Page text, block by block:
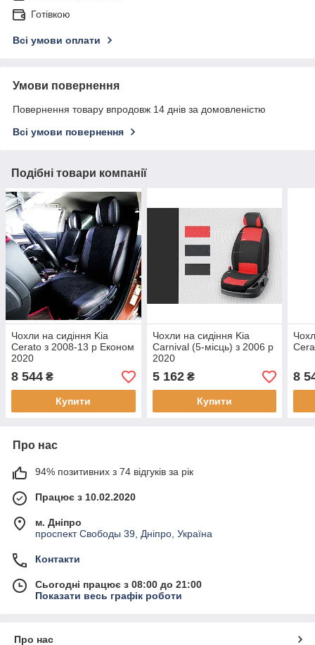
Готівкою
Всі умови оплати
Умови повернення
Повернення товару впродовж 14 днів за домовленістю
Всі умови повернення
Подібні товари компанії
Чохли на сидіння Kia
Cerato з 2008-13 р Економ
2020
8 544 ₴
Купити
Чохли на сидіння Kia
Carnival (5-місць) з 2006 р
2020
5 162₴
Купити
8
Про нас
94% позитивних з 74 відгуків за рік
Працює з 10.02.2020
м. Дніпро
проспект Свободы 39, Дніпро, Україна
Контакти
Сьогодні працює з 08:00 до 21:00
Показати весь графік роботи
Про нас